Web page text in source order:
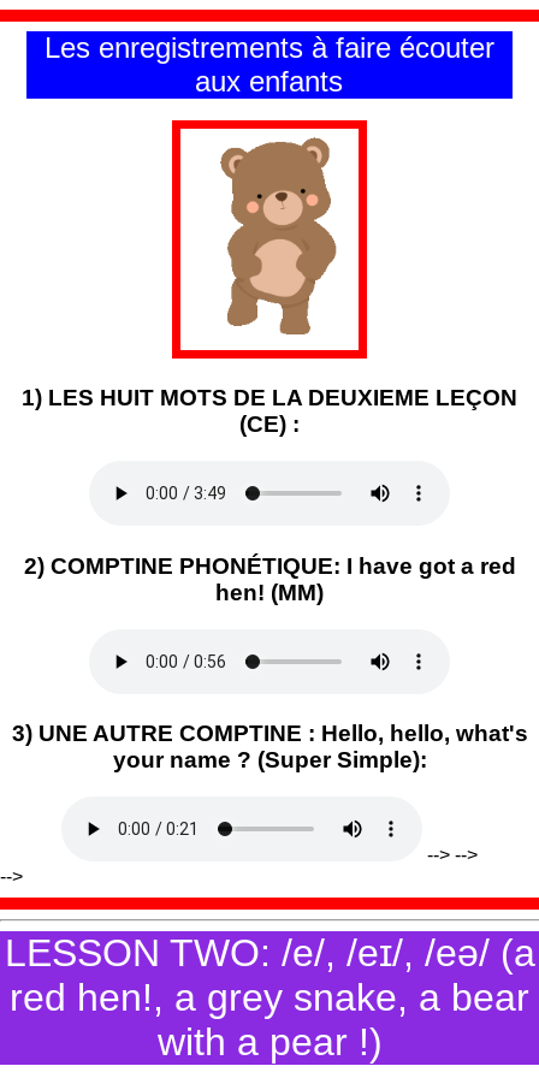
Les enregistrements à faire écouter
aux enfants
1) LES HUIT MOTS DE LA DEUXIEME LEÇON
(CE) :
2) COMPTINE PHONÉTIQUE: I have got a red
hen! (MM)
3) UNE AUTRE COMPTINE : Hello, hello, what's
your name ? (Super Simple):
--> -->
-->
LESSON TWO: /e/, /eɪ/, /eə/ (a
red hen!, a grey snake, a bear
with a pear !)